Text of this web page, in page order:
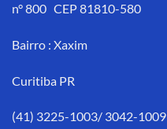
n° 800 CEP 81810-580
Bairro : Xaxim
Curitiba PR
(41) 3225-1003/ 3042-1009